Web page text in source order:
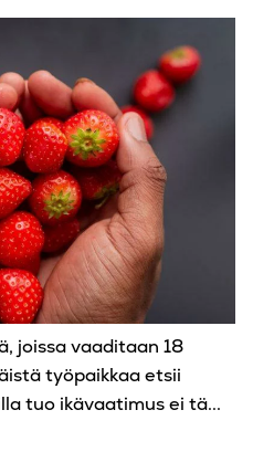
joissa vaaditaan 18
työpaikkaa etsii
tuo ikävaatimus ei tä...